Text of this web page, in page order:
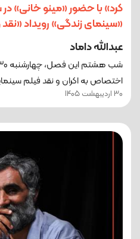
کرد» با حضور «مینو خانی»
«سینمای زندگی» رویداد
عبدالله داماد
اختصاص به اکران و نقد فیلم
30 اردیبهشت 1405